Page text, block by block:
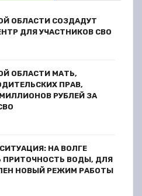
ОБЛАСТИ СОЗДАДУТ
ДЛЯ УЧАСТНИКОВ СВО
ОБЛАСТИ МАТЬ,
ПРАВ,
РУБЛЕЙ ЗА
НА ВОЛГЕ
ПРИТОЧНОСТЬ ВОДЫ, ДЛЯ
НОВЫЙ РЕЖИМ РАБОТЫ